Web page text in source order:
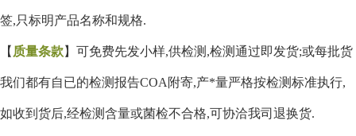
签,只标明产品名称和规格.
【 质量条款】可免费先发小样,供检测,检测通过即发货;或每批货
我们都有自已的检测报告COA附寄,产*量严格按检测标准执行,
如收到货后,经检测含量或菌检不合格,可协洽我司退换货.